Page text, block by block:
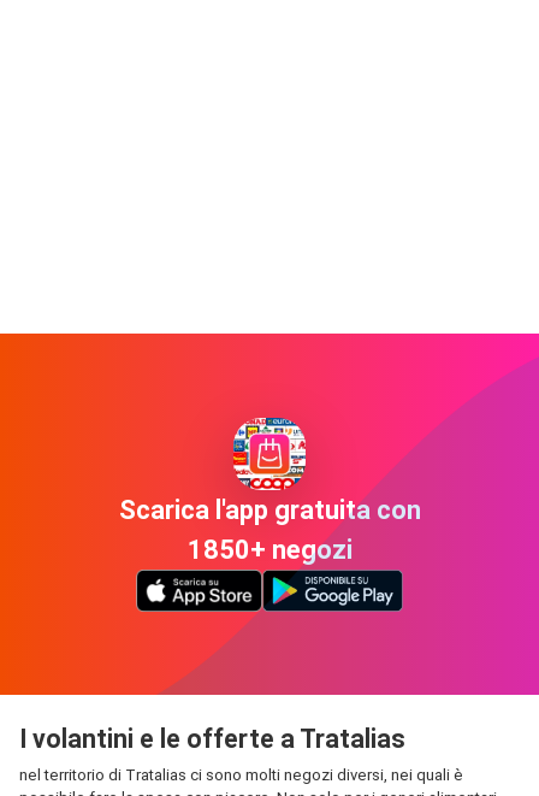
Scarica l'app gratuita con
1850+ negozi
I volantini e le offerte a Tratalias
nel territorio di Tratalias ci sono molti negozi diversi, nei quali è